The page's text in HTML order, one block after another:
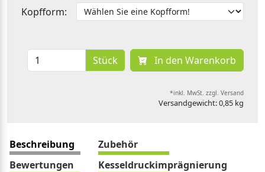
Kopfform:
Stück In den Warenkorb
*inkl. MwSt. zzgl. Versand
Versandgewicht: 0,85 kg
Beschreibung
Zubehör
Bewertungen
Kesseldruckimprägnierung